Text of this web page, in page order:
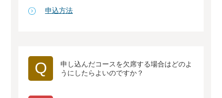
申込方法
Q
申し込んだコースを欠席する場合はどのよ
うにしたらよいのですか？